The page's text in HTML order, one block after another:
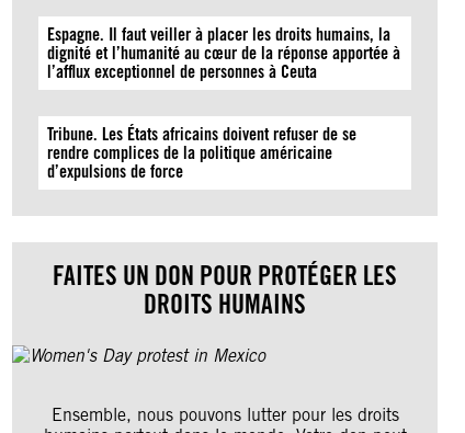
Espagne. Il faut veiller à placer les droits humains, la
dignité et l’humanité au cœur de la réponse apportée à
l’afflux exceptionnel de personnes à Ceuta
Tribune. Les États africains doivent refuser de se
rendre complices de la politique américaine
d’expulsions de force
FAITES UN DON POUR PROTÉGER LES
DROITS HUMAINS
Ensemble, nous pouvons lutter pour les droits